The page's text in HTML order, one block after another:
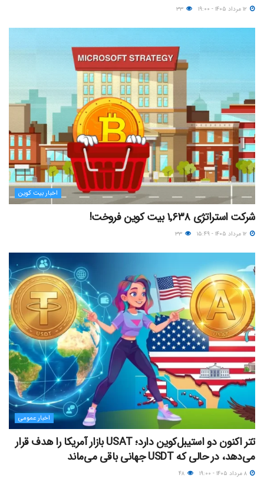
اخبار بیت کوین
شرکت استراتژی ۱٬۶۳۸ بیت کوین فروخت!
اخبار عمومی
تتر اکنون دو استیبل‌کوین دارد؛ USAT بازار آمریکا را هدف قرار
می‌دهد، در حالی که USDT جهانی باقی می‌ماند